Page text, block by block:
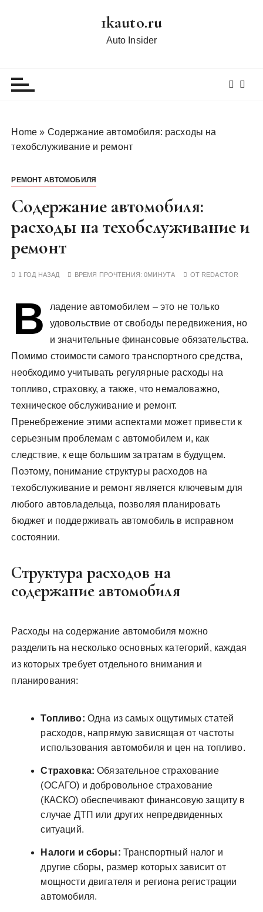
1kauto.ru
Auto Insider
Home » Содержание автомобиля: расходы на
техобслуживание и ремонт
РЕМОНТ АВТОМОБИЛЯ
Содержание автомобиля:
расходы на техобслуживание и
ремонт
1 ГОД НАЗАД ВРЕМЯ ПРОЧТЕНИЯ:0МИНУТА ОТ REDACTOR
В
ладение автомобилем – это не только
удовольствие от свободы передвижения, но
и значительные финансовые обязательства.
Помимо стоимости самого транспортного средства,
необходимо учитывать регулярные расходы на
топливо, страховку, а также, что немаловажно,
техническое обслуживание и ремонт.
Пренебрежение этими аспектами может привести к
серьезным проблемам с автомобилем и, как
следствие, к еще большим затратам в будущем.
Поэтому, понимание структуры расходов на
техобслуживание и ремонт является ключевым для
любого автовладельца, позволяя планировать
бюджет и поддерживать автомобиль в исправном
состоянии.
Структура расходов на
содержание автомобиля
Расходы на содержание автомобиля можно
разделить на несколько основных категорий, каждая
из которых требует отдельного внимания и
планирования:
Топливо: Одна из самых ощутимых статей
расходов, напрямую зависящая от частоты
использования автомобиля и цен на топливо.
Страховка: Обязательное страхование
(ОСАГО) и добровольное страхование
(КАСКО) обеспечивают финансовую защиту в
случае ДТП или других непредвиденных
ситуаций.
Налоги и сборы: Транспортный налог и
другие сборы, размер которых зависит от
мощности двигателя и региона регистрации
автомобиля.